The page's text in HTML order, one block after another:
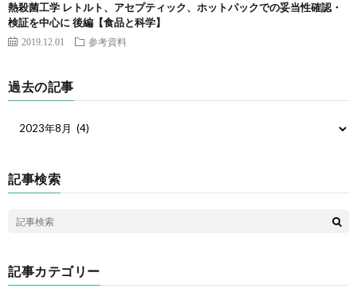
熱殺菌工学 レトルト、アセプティック、ホットパックでの妥当性確認・
検証を中心に 後編【食品と科学】
2019.12.01 参考資料
過去の記事
記事検索
記事カテゴリー